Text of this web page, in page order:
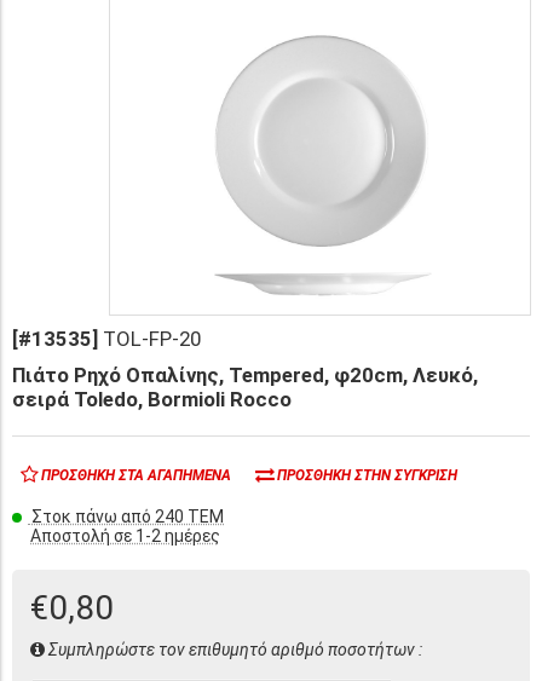
[#13535] TOL-FP-20
Πιάτο Ρηχό Οπαλίνης, Tempered, φ20cm, Λευκό,
σειρά Toledo, Bormioli Rocco
ΠΡΟΣΘΉΚΗ ΣΤΑ ΑΓΑΠΗΜΈΝΑ ΠΡΟΣΘΉΚΗ ΣΤΗΝ ΣΎΓΚΡΙΣΗ
Στοκ πάνω από 240 ΤΕΜ
Αποστολή σε 1-2 ημέρες
€0,80
Συμπληρώστε τον επιθυμητό αριθμό ποσοτήτων :